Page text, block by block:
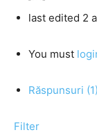
last edited 2
You must
Răspunsuri (1)
Filter